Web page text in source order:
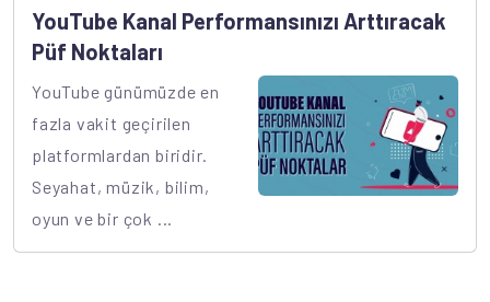
YouTube Kanal Performansınızı Arttıracak
Püf Noktaları
YouTube günümüzde en
fazla vakit geçirilen
platformlardan biridir.
Seyahat, müzik, bilim,
oyun ve bir çok ...